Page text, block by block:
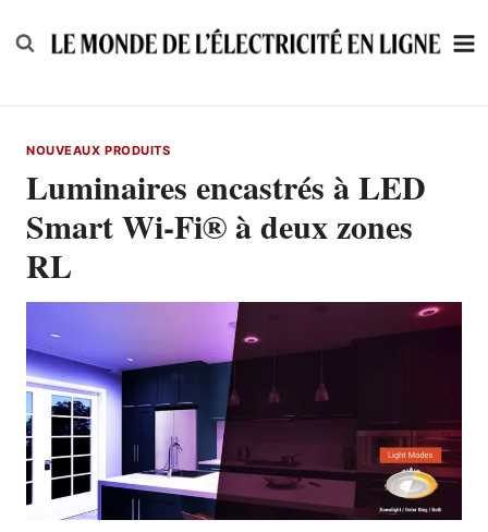
to
NOUVEAUX PRODUITS
Luminaires encastrés à LED
Smart Wi-Fi® à deux zones
RL